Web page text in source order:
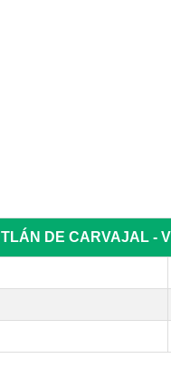
DE CARVAJAL -